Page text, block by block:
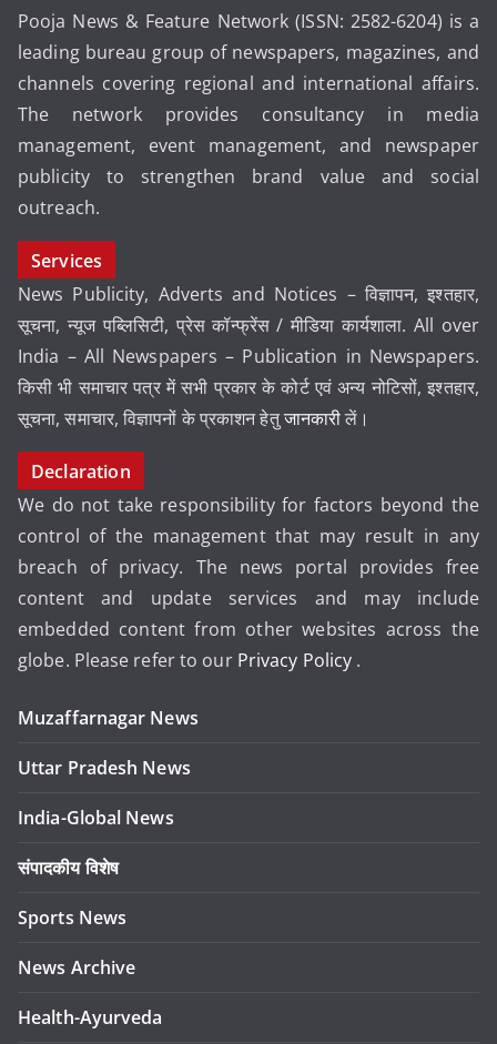
Pooja News & Feature Network (ISSN: 2582-6204) is a
leading bureau group of newspapers, magazines, and
channels covering regional and international affairs.
The network provides consultancy in media
management, event management, and newspaper
publicity to strengthen brand value and social
outreach.
Services
News Publicity, Adverts and Notices – विज्ञापन, इश्तहार,
सूचना, न्यूज पब्लिसिटी, प्रेस कॉन्फ्रेंस / मीडिया कार्यशाला. All over
India – All Newspapers – Publication in Newspapers.
किसी भी समाचार पत्र में सभी प्रकार के कोर्ट एवं अन्य नोटिसों, इश्तहार,
सूचना, समाचार, विज्ञापनों के प्रकाशन हेतुजानकारीलें।
Declaration
We do not take responsibility for factors beyond the
control of the management that may result in any
breach of privacy. The news portal provides free
content and update services and may include
embedded content from other websites across the
globe. Please refer to our Privacy Policy .
Muzaffarnagar News
Uttar Pradesh News
India-Global News
संपादकीय विशेष
Sports News
News Archive
Health-Ayurveda